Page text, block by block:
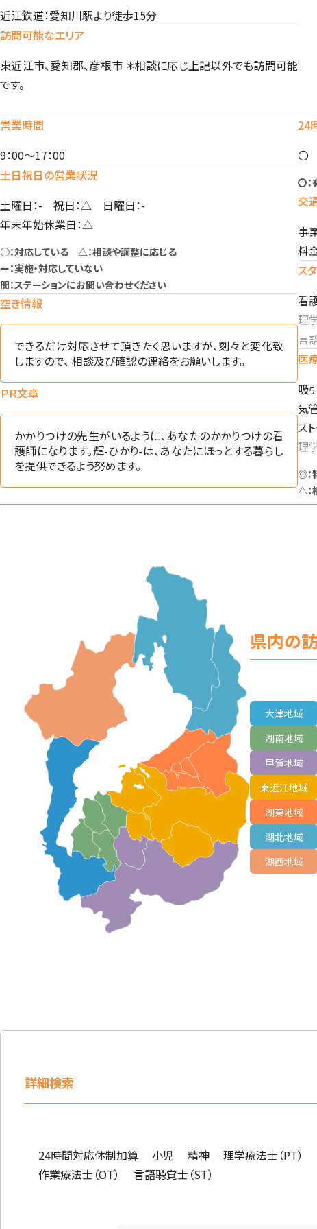
近江鉄道：愛知川駅より徒歩15分
訪問可能なエリア
東近江市、愛知郡、彦根市 ＊相談に応じ上記以外でも訪問可能
です。
営業時間
9：00～17：00
土日祝日の営業状況
土曜日：- 祝日：△ 日曜日：-
年末年始休業日：△
○：対応している △：相談や調整に応じる
ー：実施・対応していない
問：ステーションにお問い合わせください
空き情報
できるだけ対応させて頂きたく思いますが、刻々と変化致
しますので、 相談及び確認の連絡をお願いします。
ＰＲ文章
かかりつけの先生がいるように、あなたのかかりつけの看
護師になります。輝-ひかり-は、あなたにほっとする暮らし
を提供できるよう努めます。
24
〇
〇
交
事
料
ス
看
理
言
医
吸
気
ス
理
◎：
△：
県内の
大津地域
湖南地域
甲賀地域
東近江地域
湖東地域
湖北地域
湖西地域
詳細検索
24時間対応体制加算 小児 精神
理学療法士（PT）
作業療法士（OT）
言語聴覚士（ST）